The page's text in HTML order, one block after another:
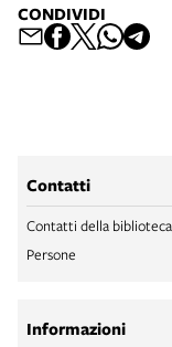
CONDIVIDI
Contatti
Contatti della biblioteca
Persone
Informazioni